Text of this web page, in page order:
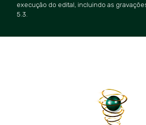
execução do edital, incluindo as
5.3.